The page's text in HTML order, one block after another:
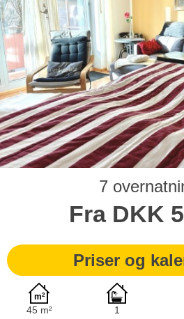
7
Fra DKK
Priser og
45 m² 1